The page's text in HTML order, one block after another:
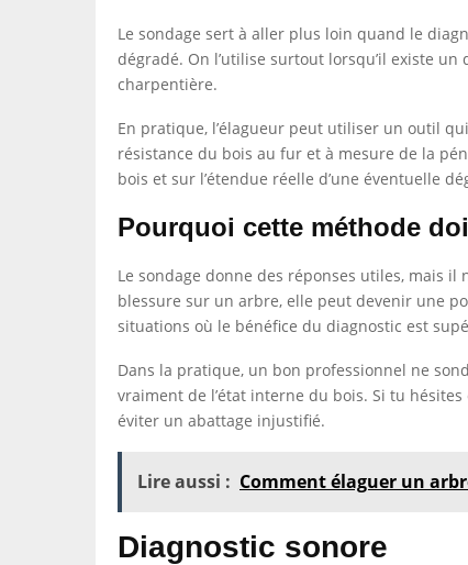
Le sondage sert à aller plus loin quand le
dégradé. On l’utilise surtout lorsqu’il existe
charpentière.
En pratique, l’élagueur peut utiliser un outil
résistance du bois au fur et à mesure de la
bois et sur l’étendue réelle d’une éventuelle
Pourquoi cette méthode
Le sondage donne des réponses utiles, mais
blessure sur un arbre, elle peut devenir une
situations où le bénéfice du diagnostic est
Dans la pratique, un bon professionnel ne
vraiment de l’état interne du bois. Si tu
éviter un abattage injustifié.
Lire aussi : Comment élaguer un
Diagnostic sonore